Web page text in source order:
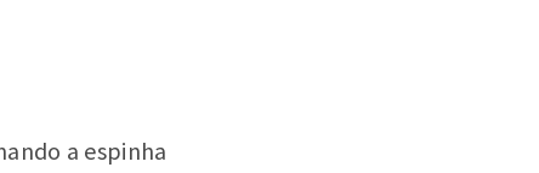
a espinha